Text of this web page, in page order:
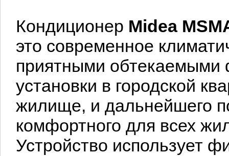
Кондиционер Midea
это современное
приятными обтекаемыми
установки в городской
жилище, и дальнейшего
комфортного для всех
Устройство использует